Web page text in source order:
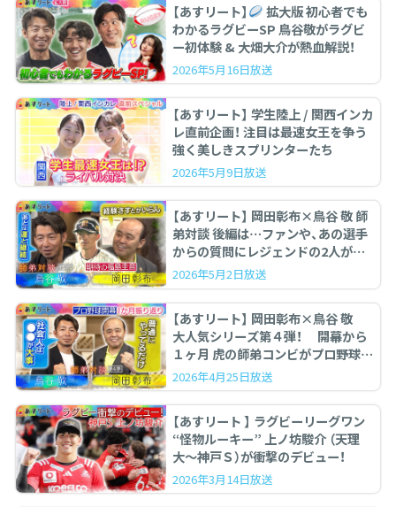
【あすリート】
拡大版 初心者でも
わかるラグビーSP 鳥谷敬がラグビ
ー初体験 & 大畑大介が熱血解説！
2026年5月16日放送
【あすリート】 学生陸上 / 関西インカ
レ直前企画！ 注目は最速女王を争う
強く美しきスプリンターたち
2026年5月9日放送
【あすリート】 岡田彰布×鳥谷 敬 師
弟対談 後編は…ファンや、あの選手
からの質問にレジェンドの2人が答
えます。
2026年5月2日放送
【あすリート】 岡田彰布×鳥谷 敬
大人気シリーズ第４弾！ 開幕から
１ヶ月 虎の師弟コンビがプロ野球を
ぶった斬る！
2026年4月25日放送
【あすリート 】 ラグビーリーグワン
“怪物ルーキー” 上ノ坊駿介 （天理
大〜神戸Ｓ）が衝撃のデビュー！
2026年3月14日放送